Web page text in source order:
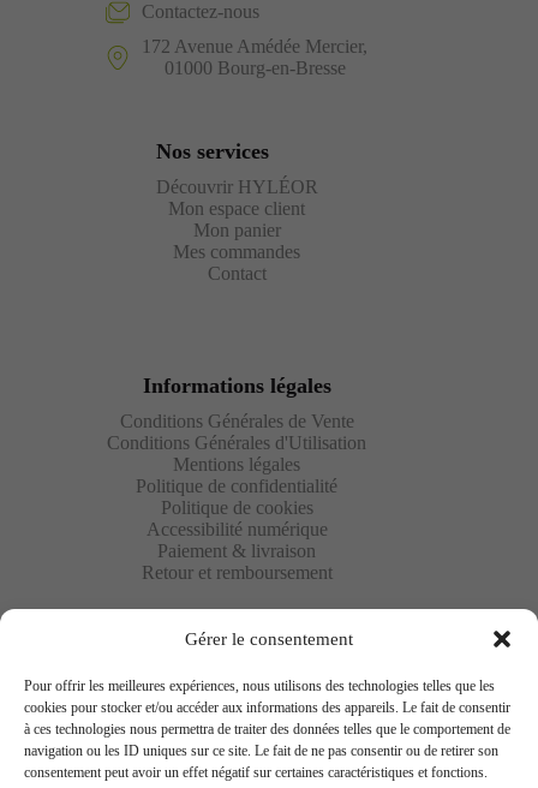
Gérer le consentement
Pour offrir les meilleures expériences, nous utilisons des technologies telles que les
cookies pour stocker et/ou accéder aux informations des appareils. Le fait de consentir
à ces technologies nous permettra de traiter des données telles que le comportement de
navigation ou les ID uniques sur ce site. Le fait de ne pas consentir ou de retirer son
consentement peut avoir un effet négatif sur certaines caractéristiques et fonctions.
Contactez-nous
172 Avenue Amédée Mercier,
01000 Bourg-en-Bresse
Nos services
Découvrir HYLÉOR
Mon espace client
Mon panier
Mes commandes
Contact
Informations légales
Conditions Générales de Vente
Conditions Générales d'Utilisation
Mentions légales
Politique de confidentialité
Politique de cookies
Accessibilité numérique
Paiement & livraison
Retour et remboursement
Newsletter
Saisissez votre adresse e-mail ci-dessous et abonnez-vous à